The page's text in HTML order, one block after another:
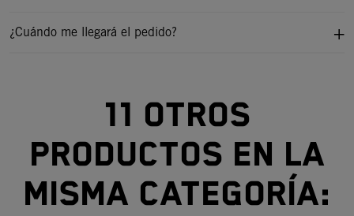
¿Cuándo me llegará el pedido?
11 otros
productos en la
misma categoría: